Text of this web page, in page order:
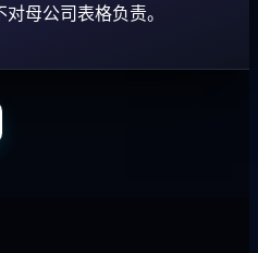
母公司表格负责。